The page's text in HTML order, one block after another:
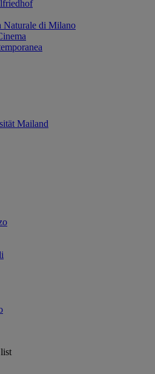
Naturale di Milano
Mailand